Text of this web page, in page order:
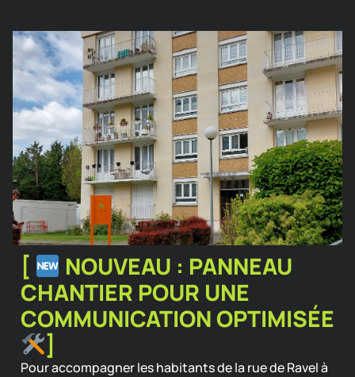
[
NOUVEAU : PANNEAU
CHANTIER POUR UNE
COMMUNICATION OPTIMISÉE
]
Pour accompagner les habitants de la rue de Ravel à